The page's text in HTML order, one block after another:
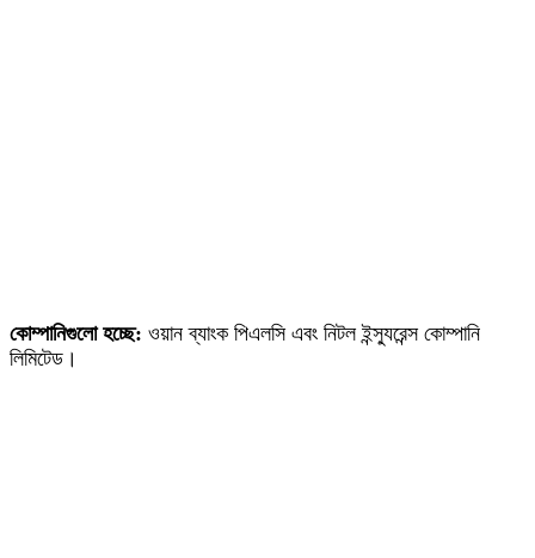
কোম্পানিগুলো হচ্ছে: ওয়ান ব্যাংক পিএলসি এবং নিটল ইন্স্যুরেন্স কোম্পানি
লিমিটেড।